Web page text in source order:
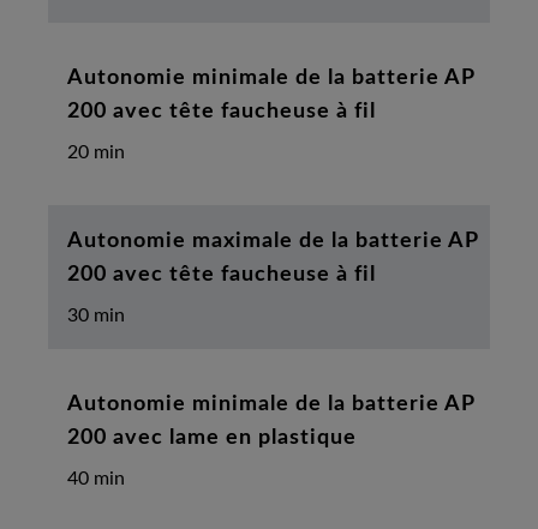
Autonomie minimale de la batterie AP
200 avec tête faucheuse à fil
20 min
Autonomie maximale de la batterie AP
200 avec tête faucheuse à fil
30 min
Autonomie minimale de la batterie AP
200 avec lame en plastique
40 min